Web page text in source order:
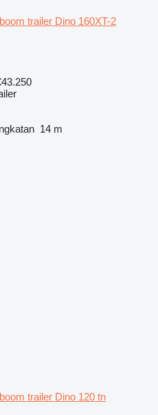
trailer Dino 160XT-2
14 m
trailer Dino 120 tn